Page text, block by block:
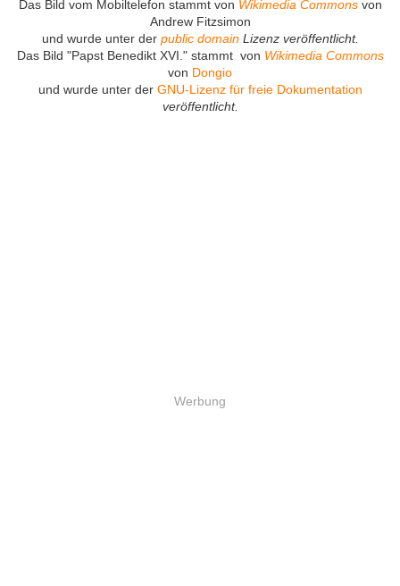
Das Bild vom Mobiltelefon stammt von Wikimedia Commonsvon
Andrew Fitzsimon
und wurde unter der public domainLizenz veröffentlicht.
Das Bild "Papst Benedikt XVI." stammt von Wikimedia Commons
von Dongio
und wurde unter der GNU-Lizenz für freie Dokumentation
veröffentlicht.
Werbung